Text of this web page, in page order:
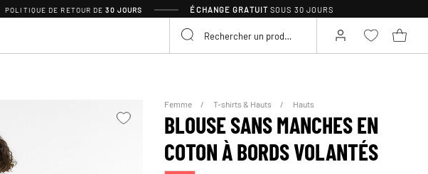
POLITIQUE DE RETOUR DE30 JOURS ÉCHANGE GRATUITSOUS 30 JOURS
Femme T-shirts & Hauts Hauts
BLOUSE SANS MANCHES EN
COTON À BORDS VOLANTÉS